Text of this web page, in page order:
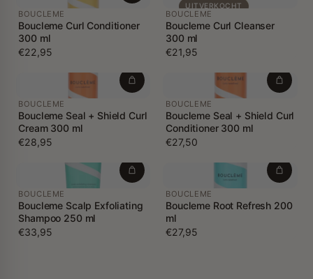
BOUCLEME
Boucleme Curl Conditioner
300 ml
€22,95
UITVERKOCHT
BOUCLEME
Boucleme Curl Cleanser
300 ml
€21,95
BOUCLEME
Boucleme Seal + Shield Curl
Cream 300 ml
€28,95
BOUCLEME
Boucleme Seal + Shield Curl
Conditioner 300 ml
€27,50
BOUCLEME
Boucleme Scalp Exfoliating
Shampoo 250 ml
€33,95
BOUCLEME
Boucleme Root Refresh 200
ml
€27,95